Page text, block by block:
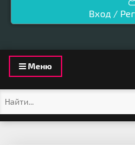
Вход /
Toggle
navigation
Меню